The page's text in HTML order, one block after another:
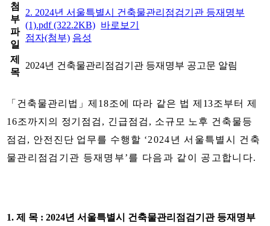
첨
부
파
일
2. 2024년 서울특별시 건축물관리점검기관 등재명부
(1).pdf (322.2KB) 바로보기
점자(첨부) 음성
제
목
2024년 건축물관리점검기관 등재명부 공고문 알림
「 건축물관리법 」제 18조에 따라 같은 법 제 13조부터 제
16조까지의 정기점검 , 긴급점검 , 소규모 노후 건축물등
점검 , 안전진단 업무를 수행할 ‘2024 년 서울특별시 건축
물관리점검기관 등재명부’를 다음과 같이 공고합니다.
1. 제 목 : 2024년 서울특별시 건축물관리점검기관 등재명부